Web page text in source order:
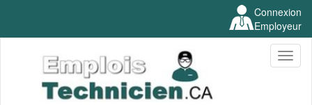
Connexion
Employeur